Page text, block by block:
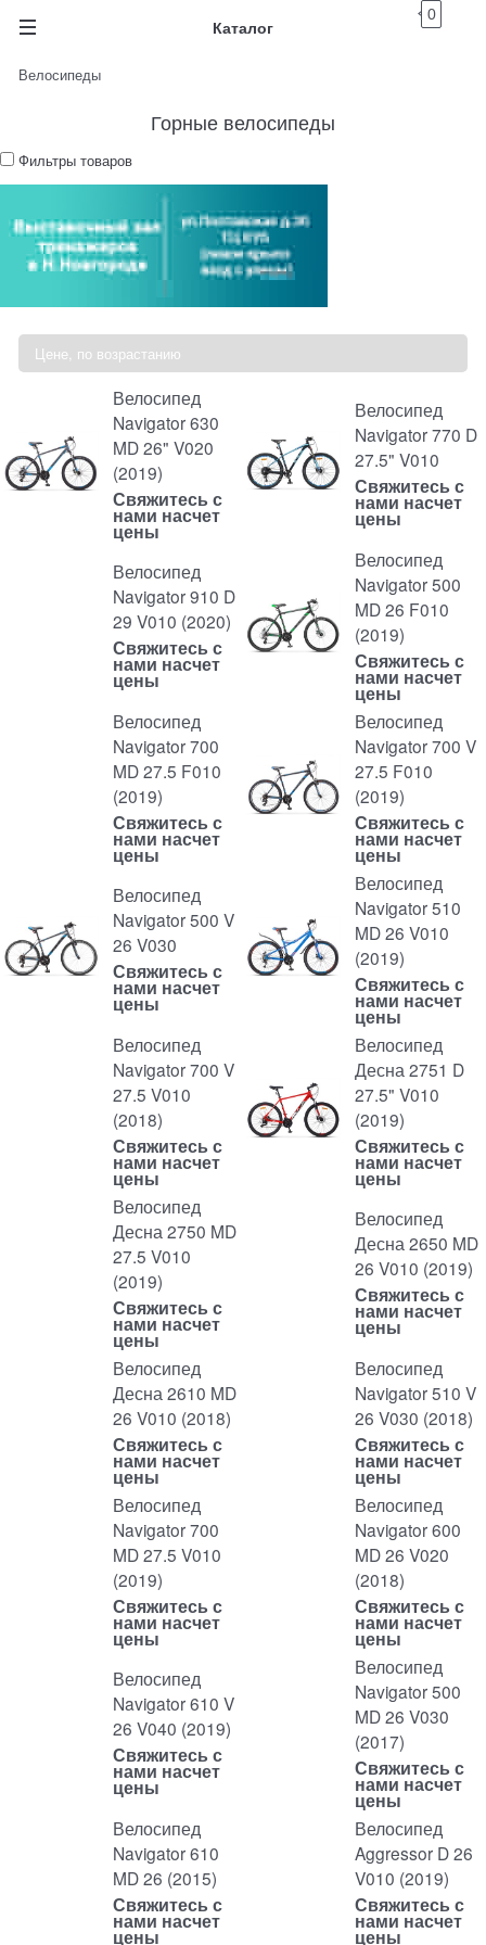
Каталог
0
Велосипеды
Горные велосипеды
Фильтры товаров
Велосипед
Navigator 630
MD 26" V020
(2019)
Свяжитесь с
нами насчет
цены
Велосипед
Navigator 770 D
27.5" V010
Свяжитесь с
нами насчет
цены
Велосипед
Navigator 910 D
29 V010 (2020)
Свяжитесь с
нами насчет
цены
Велосипед
Navigator 500
MD 26 F010
(2019)
Свяжитесь с
нами насчет
цены
Велосипед
Navigator 700
MD 27.5 F010
(2019)
Свяжитесь с
нами насчет
цены
Велосипед
Navigator 700 V
27.5 F010
(2019)
Свяжитесь с
нами насчет
цены
Велосипед
Navigator 500 V
26 V030
Свяжитесь с
нами насчет
цены
Велосипед
Navigator 510
MD 26 V010
(2019)
Свяжитесь с
нами насчет
цены
Велосипед
Navigator 700 V
27.5 V010
(2018)
Свяжитесь с
нами насчет
цены
Велосипед
Десна 2751 D
27.5" V010
(2019)
Свяжитесь с
нами насчет
цены
Велосипед
Десна 2750 MD
27.5 V010
(2019)
Свяжитесь с
нами насчет
цены
Велосипед
Десна 2650 MD
26 V010 (2019)
Свяжитесь с
нами насчет
цены
Велосипед
Десна 2610 MD
26 V010 (2018)
Свяжитесь с
нами насчет
цены
Велосипед
Navigator 510 V
26 V030 (2018)
Свяжитесь с
нами насчет
цены
Велосипед
Navigator 700
MD 27.5 V010
(2019)
Свяжитесь с
нами насчет
цены
Велосипед
Navigator 600
MD 26 V020
(2018)
Свяжитесь с
нами насчет
цены
Велосипед
Navigator 610 V
26 V040 (2019)
Свяжитесь с
нами насчет
цены
Велосипед
Navigator 500
MD 26 V030
(2017)
Свяжитесь с
нами насчет
цены
Велосипед
Navigator 610
MD 26 (2015)
Свяжитесь с
нами насчет
цены
Велосипед
Aggressor D 26
V010 (2019)
Свяжитесь с
нами насчет
цены